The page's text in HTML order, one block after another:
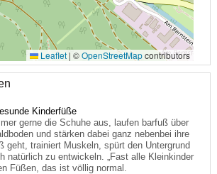
Leaflet | ©OpenStreetMapcontributors
Kinderfüße
gerne die Schuhe aus, laufen barfuß über
und stärken dabei ganz nebenbei ihre
geht, trainiert Muskeln, spürt den Untergrund
natürlich zu entwickeln. „Fast alle Kleinkinder
Füßen, das ist völlig normal.